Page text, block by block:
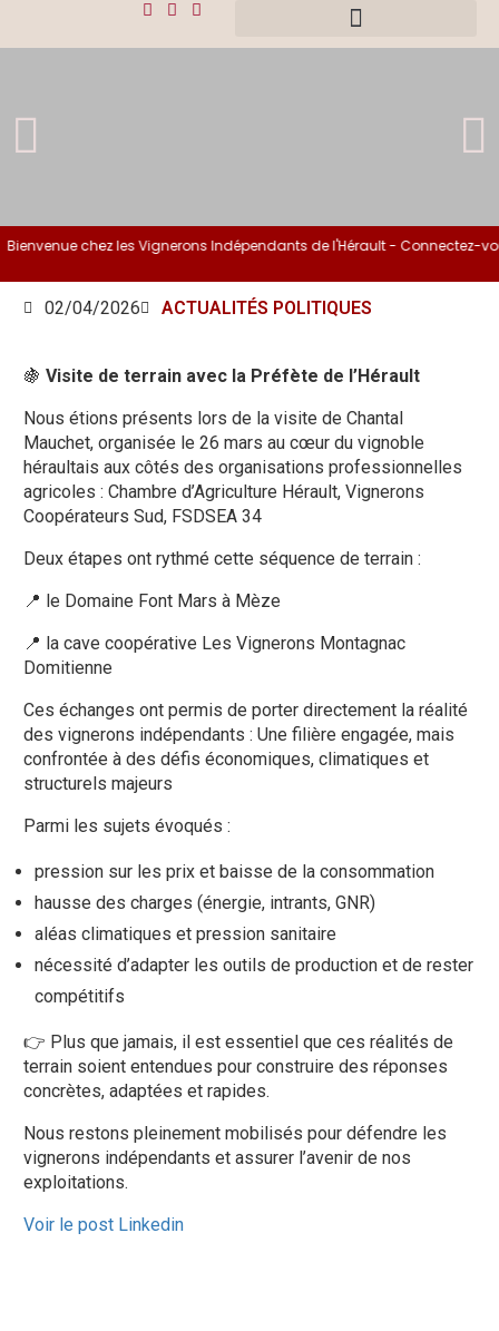
chez les Vignerons Indépendants de l'Hérault - Connectez-
02/04/2026 ACTUALITÉS POLITIQUES
🍇 Visite de terrain avec la Préfète de l’Hérault
Nous étions présents lors de la visite de Chantal
Mauchet, organisée le 26 mars au cœur du vignoble
héraultais aux côtés des organisations professionnelles
agricoles : Chambre d’Agriculture Hérault, Vignerons
Coopérateurs Sud, FSDSEA 34
Deux étapes ont rythmé cette séquence de terrain :
📍 le Domaine Font Mars à Mèze
📍 la cave coopérative Les Vignerons Montagnac
Domitienne
Ces échanges ont permis de porter directement la réalité
des vignerons indépendants : Une filière engagée, mais
confrontée à des défis économiques, climatiques et
structurels majeurs
Parmi les sujets évoqués :
pression sur les prix et baisse de la consommation
hausse des charges (énergie, intrants, GNR)
aléas climatiques et pression sanitaire
nécessité d’adapter les outils de production et de rester
compétitifs
👉 Plus que jamais, il est essentiel que ces réalités de
terrain soient entendues pour construire des réponses
concrètes, adaptées et rapides.
Nous restons pleinement mobilisés pour défendre les
vignerons indépendants et assurer l’avenir de nos
exploitations.
Voir le post Linkedin